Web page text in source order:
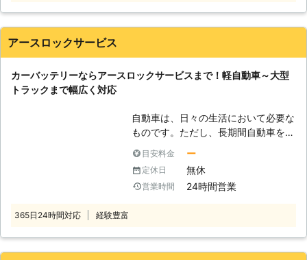
します。お任せください。
電気を溜める役割をしていて、この電
テリー内の電気が切れてしまうと、車
を走らせることができなくなってしま
います。 ●バッテリーの充電は自分
でおこなうと危険です 「車のバッテ
リーが上がったらすぐに何とかした
い」と思う方もいるでしょう。しか
おそれもあるのです。 車のバッテリ
ー上がりは、市販のポータブルバッテ
アースロックサービス
カーバッテリーならアースロックサービスまで！軽自動車～大型
トラックまで幅広く対応
自動車は、日々の生活において必要な
ものです。ただし、長期間自動車を乗
しで放置していると、バッテリーが上
がりやすくなります。 「バッテリー
が切れてエンジンがかからなくなって
目安料金 ー
定休日 無休
営業時間 24時間営業
365日24時間対応 経験豊富